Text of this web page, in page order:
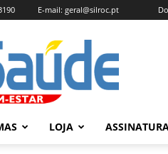
E-mail: geral@silroc.pt
Revista
Saúde
e
Bem
Estar
Edição
LOJA